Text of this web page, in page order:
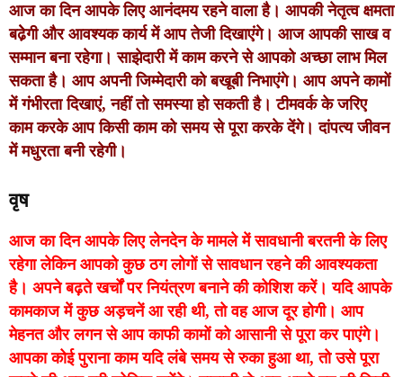
आज का दिन आपके लिए आनंदमय रहने वाला है। आपकी नेतृत्व क्षमता
बढे़ेगी और आवश्यक कार्य में आप तेजी दिखाएंगे। आज आपकी साख व
सम्मान बना रहेगा। साझेदारी में काम करने से आपको अच्छा लाभ मिल
सकता है। आप अपनी जिम्मेदारी को बखूबी निभाएंगे। आप अपने कामों
में गंभीरता दिखाएं, नहीं तो समस्या हो सकती है। टीमवर्क के जरिए
काम करके आप किसी काम को समय से पूरा करके देंगे। दांपत्य जीवन
में मधुरता बनी रहेगी।
वृष
आज का दिन आपके लिए लेनदेन के मामले में सावधानी बरतनी के लिए
रहेगा लेकिन आपको कुछ ठग लोगों से सावधान रहने की आवश्यकता
है। अपने बढ़ते खर्चों पर नियंत्रण बनाने की कोशिश करें। यदि आपके
कामकाज में कुछ अड़चनें आ रही थी, तो वह आज दूर होगी। आप
मेहनत और लगन से आप काफी कामों को आसानी से पूरा कर पाएंगे।
आपका कोई पुराना काम यदि लंबे समय से रुका हुआ था, तो उसे पूरा